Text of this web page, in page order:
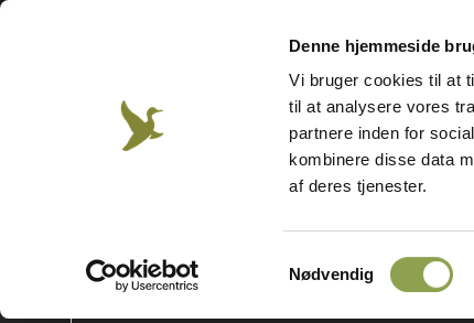
Denne hjemmeside
Vi bruger cookies til at
til at analysere vores
partnere inden for
kombinere disse data
af deres tjenester.
Nødvendig
skydning
Om jagt Om vildt